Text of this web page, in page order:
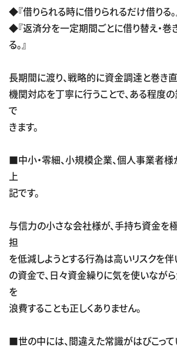
◆『借りられる時に借りられるだけ借りる。
◆『返済分を一定期間ごとに借り替え・巻
る。』
長期間に渡り、戦略的に資金調達と巻き
機関対応を丁寧に行うことで、ある程度
で
きます。
■中小・零細、小規模企業、個人事業者
上
記です。
与信力の小さな会社様が、手持ち資金を
担
を低減しようとする行為は高いリスクを伴
の資金で、日々資金繰りに気を使いなが
を
浪費することも正しくありません。
■世の中には、間違えた常識がはびこって